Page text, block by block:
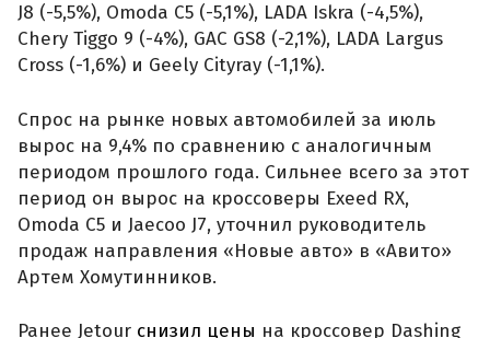
J8 (-5,5%), Omoda C5 (-5,1%), LADA Iskra (-4,5%),
Chery Tiggo 9 (-4%), GAC GS8 (-2,1%), LADA Largus
Cross (-1,6%) и Geely Cityray (-1,1%).
Спрос на рынке новых автомобилей за июль
вырос на 9,4% по сравнению с аналогичным
периодом прошлого года. Сильнее всего за этот
период он вырос на кроссоверы Exeed RX,
Omoda C5 и Jaecoo J7, уточнил руководитель
продаж направления «Новые авто» в «Авито»
Артем Хомутинников.
Ранее Jetour снизил цены на кроссовер Dashing